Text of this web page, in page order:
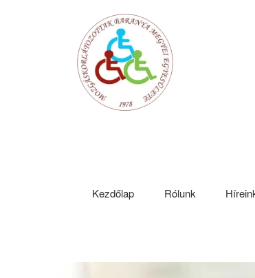
Fő tartalom átugrása
Kezdőlap Rólunk